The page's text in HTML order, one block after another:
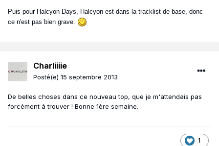
Puis pour Halcyon Days, Halcyon est dans la tracklist de base, donc
ce n'est pas bien grave.
Charliiiie
Posté(e) 15 septembre 2013
De belles choses dans ce nouveau top, que je m'attendais pas
forcément à trouver ! Bonne 1ère semaine.
1